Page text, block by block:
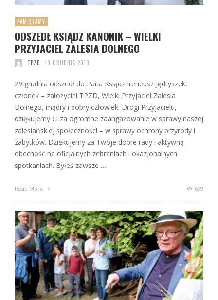
PAMIĘTAMY
ODSZEDŁ KSIĄDZ KANONIK – WIELKI
PRZYJACIEL ZALESIA DOLNEGO
TPZD 19 GRUDNIA 2019
29 grudnia odszedł do Pana Ksiądz Ireneusz Jędryszek,
członek – założyciel TPZD, Wielki Przyjaciel Zalesia
Dolnego, mądry i dobry człowiek. Drogi Przyjacielu,
dziękujemy Ci za ogromne zaangażowanie w sprawy naszej
zalesiańskiej społeczności – w sprawy ochrony przyrody i
zabytków. Dziękujemy za Twoje dobre rady i aktywną
obecność na oficjalnych zebraniach i okazjonalnych
spotkaniach. Byłeś zawsze …
Read More 699